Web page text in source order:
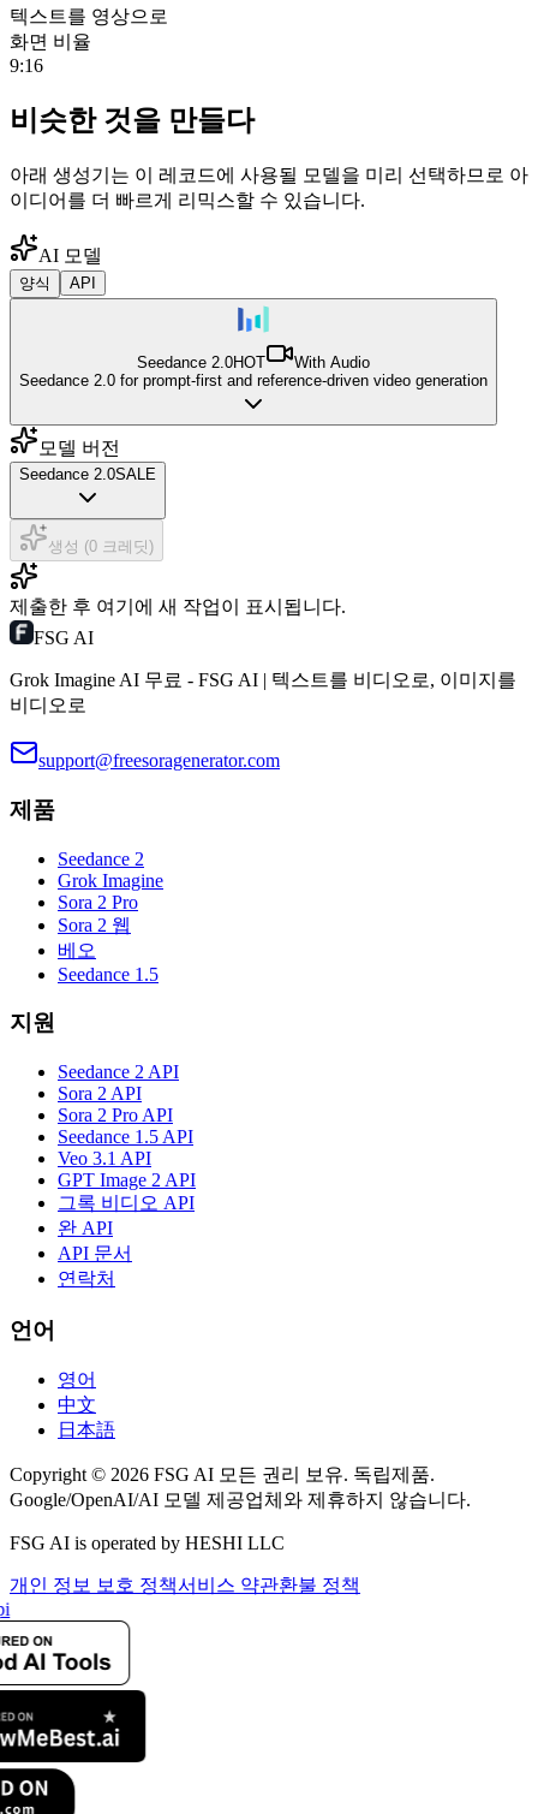
텍스트를 영상으로
화면 비율
9:16
비슷한 것을 만들다
아래 생성기는 이 레코드에 사용될 모델을 미리 선택하므로 아
이디어를 더 빠르게 리믹스할 수 있습니다.
AI 모델
양식 API
Seedance 2.0HOT
With Audio
Seedance 2.0 for prompt-first and reference-driven video generation
모델 버전
Seedance 2.0SALE
생성 (0 크레딧)
제출한 후 여기에 새 작업이 표시됩니다.
FSG AI
Grok Imagine AI 무료 - FSG AI | 텍스트를 비디오로, 이미지를
비디오로
support@freesoragenerator.com
제품
Seedance 2
Grok Imagine
Sora 2 Pro
Sora 2 웹
베오
Seedance 1.5
지원
Seedance 2 API
Sora 2 API
Sora 2 Pro API
Seedance 1.5 API
Veo 3.1 API
GPT Image 2 API
그록 비디오 API
완 API
API 문서
연락처
언어
영어
中文
日本語
Copyright © 2026 FSG AI 모든 권리 보유. 독립제품.
Google/OpenAI/AI 모델 제공업체와 제휴하지 않습니다.
FSG AI is operated by HESHI LLC
개인 정보 보호 정책서비스 약관환불 정책